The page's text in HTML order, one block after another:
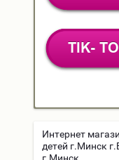
Интернет
детей г.Минск